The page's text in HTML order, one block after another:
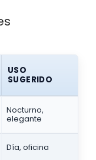
USO
SUGERIDO
Nocturno,
elegante
Día, oficina